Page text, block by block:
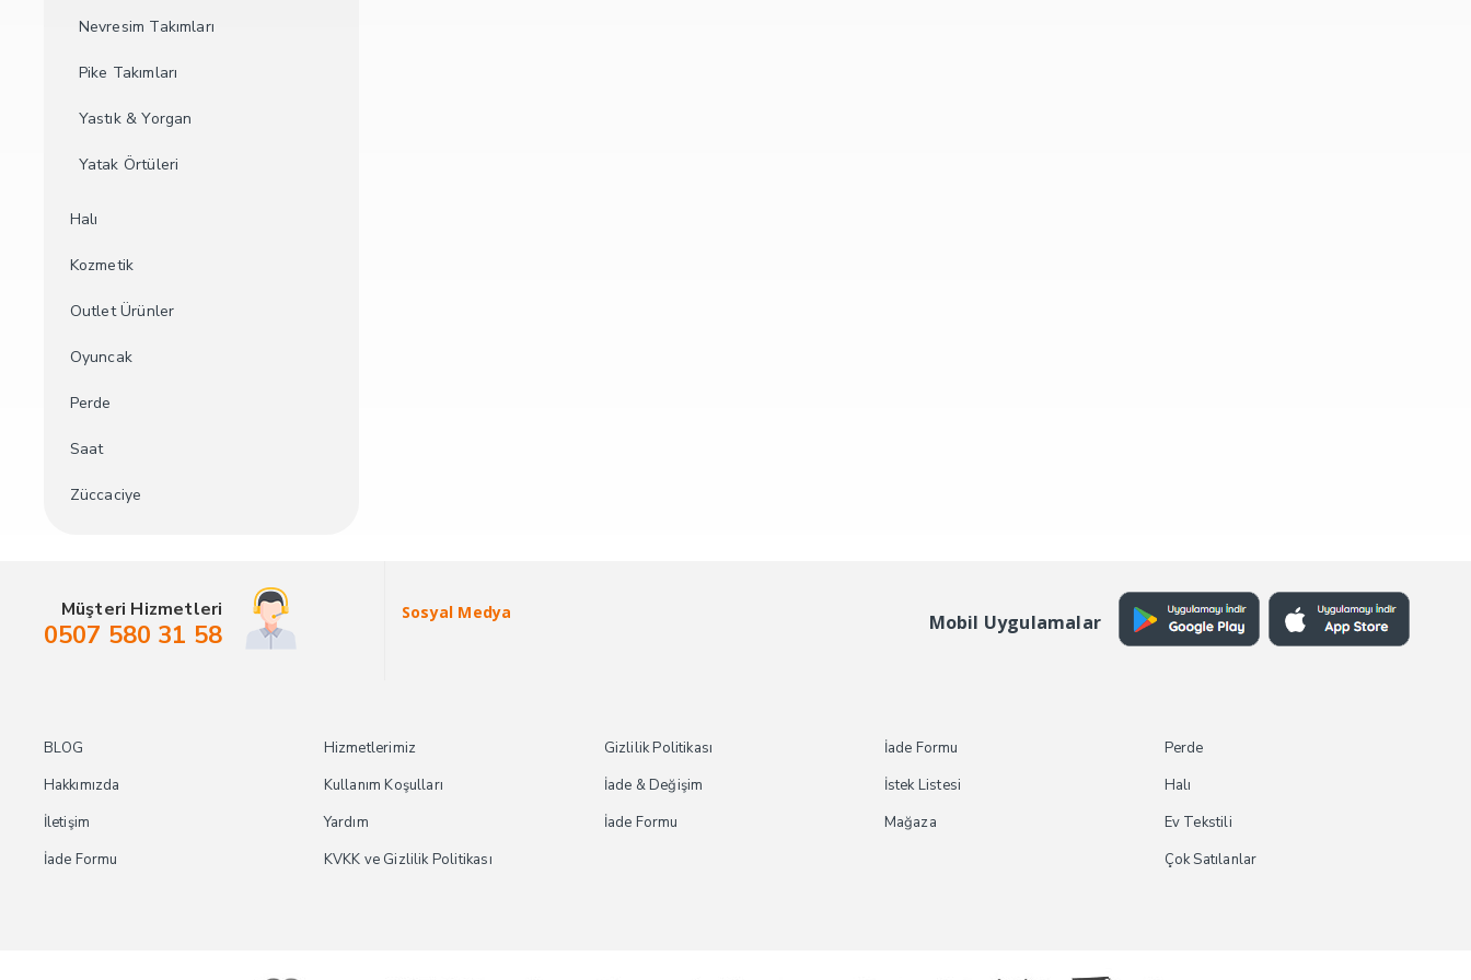
Nevresim Takımları
Pike Takımları
Yastık & Yorgan
Yatak Örtüleri
Halı
Kozmetik
Outlet Ürünler
Oyuncak
Perde
Saat
Züccaciye
Müşteri Hizmetleri
0507 580 31 58
Sosyal Medya Mobil Uygulamalar
BLOG
Hakkımızda
İletişim
İade Formu
Hizmetlerimiz
Kullanım Koşulları
Yardım
KVKK ve Gizlilik Politikası
Gizlilik Politikası
İade & Değişim
İade Formu
İade Formu
İstek Listesi
Mağaza
Perde
Halı
Ev Tekstili
Çok Satılanlar